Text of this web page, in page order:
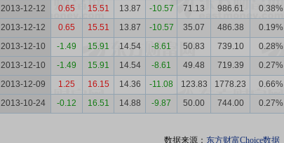
2013-12-12 0.65 15.51 13.87 -10.57 71.13 986.61 0.38%
2013-12-12 0.65 15.51 13.87 -10.57 35.07 486.38 0.19%
2013-12-10 -1.49 15.91 14.54 -8.61 50.83 739.10 0.28%
2013-12-10 -1.49 15.91 14.54 -8.61 49.48 719.39 0.27%
2013-12-09 1.25 16.15 14.36 -11.08 123.83 1778.23 0.66%
2013-10-24 -0.12 16.51 14.88 -9.87 50.00 744.00 0.27%
数据来源： 东方财富Choice数据